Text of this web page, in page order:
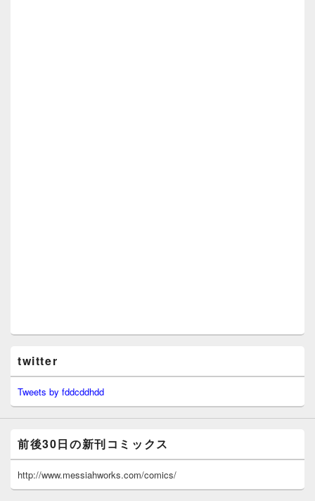
twitter
Tweets by fddcddhdd
前後30日の新刊コミックス
http://www.messiahworks.com/comics/